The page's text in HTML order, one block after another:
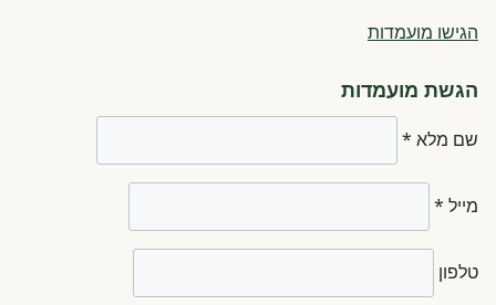
הגישו מועמדות
הגשת מועמדות
שם מלא *
מייל *
טלפון